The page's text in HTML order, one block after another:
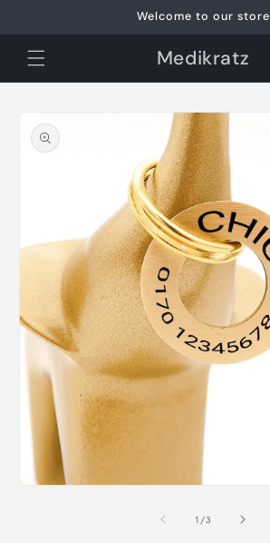
Welcome to our store
Medikratz
product
information
1 /of
3